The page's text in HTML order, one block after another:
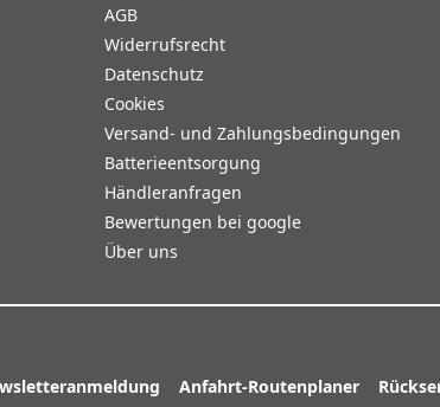
AGB
Widerrufsrecht
Datenschutz
Cookies
Versand- und Zahlungsbedingungen
Batterieentsorgung
Händleranfragen
Bewertungen bei google
Über uns
Anfahrt-Routenplaner